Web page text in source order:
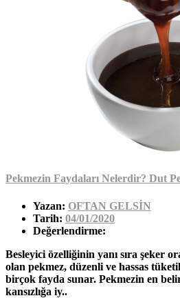
Pekmezin Faydaları Nelerdir? Dut
Yazan: OFTAN GELSİN
Tarih: 04/01/2020
Değerlendirme:
Besleyici özelliğinin yanı sıra şeker
olan pekmez, düzenli ve hassas
birçok fayda sunar. Pekmezin en
kansızlığa iy..